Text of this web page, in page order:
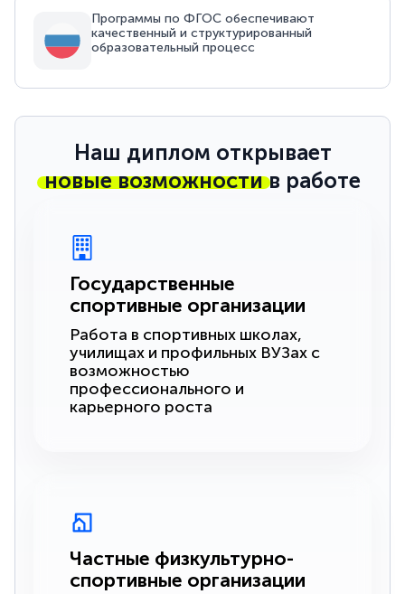
Программы по ФГОС обеспечивают
качественный и структурированный
образовательный процесс
Наш диплом открывает
новые возможностив работе
Государственные
спортивные организации
Работа в спортивных школах,
училищах и профильных ВУЗах с
возможностью
профессионального и
карьерного роста
Частные физкультурно-
спортивные организации